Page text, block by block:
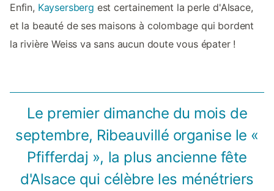
Enfin, Kaysersberg est certainement la perle d'Alsace,
et la beauté de ses maisons à colombage qui bordent
la rivière Weiss va sans aucun doute vous épater !
Le premier dimanche du mois de
septembre, Ribeauvillé organise le «
Pfifferdaj », la plus ancienne fête
d'Alsace qui célèbre les ménétriers